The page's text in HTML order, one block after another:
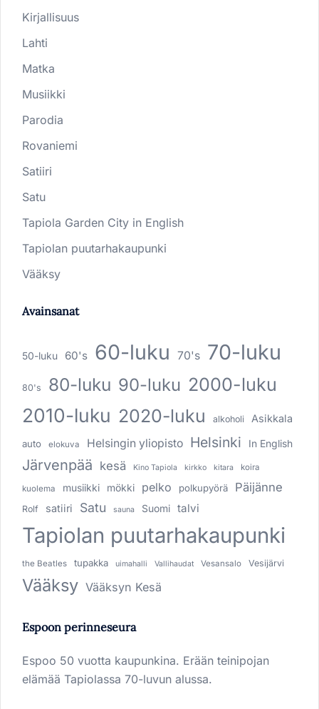
Kirjallisuus
Lahti
Matka
Musiikki
Parodia
Rovaniemi
Satiiri
Satu
Tapiola Garden City in English
Tapiolan puutarhakaupunki
Vääksy
Avainsanat
50-luku 60's 60-luku 70's 70-luku
80's 80-luku 90-luku 2000-luku
2010-luku 2020-luku alkoholi Asikkala
auto elokuva Helsingin yliopisto Helsinki In English
Järvenpää kesä Kino Tapiola kirkko kitara koira
kuolema musiikki mökki pelko polkupyörä Päijänne
Rolf satiiri Satu sauna Suomi talvi
Tapiolan puutarhakaupunki
the Beatles tupakka uimahalli Vallihaudat Vesansalo Vesijärvi
Vääksy Vääksyn Kesä
Espoon perinneseura
Espoo 50 vuotta kaupunkina. Erään teinipojan
elämää Tapiolassa 70-luvun alussa.